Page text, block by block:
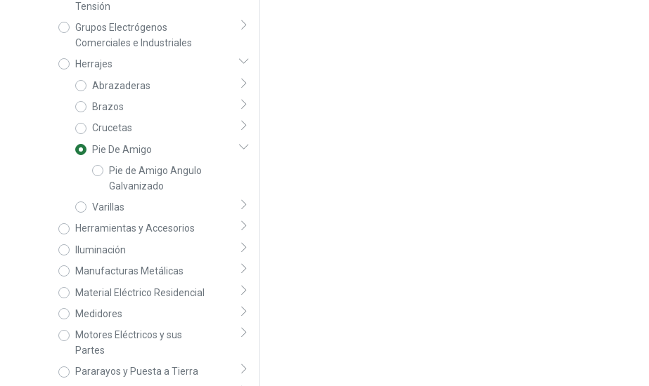
Tensión
Grupos Electrógenos
Comerciales e Industriales
Herrajes
Abrazaderas
Brazos
Crucetas
Pie De Amigo
Pie de Amigo Angulo
Galvanizado
Varillas
Herramientas y Accesorios
Iluminación
Manufacturas Metálicas
Material Eléctrico Residencial
Medidores
Motores Eléctricos y sus
Partes
Pararayos y Puesta a Tierra